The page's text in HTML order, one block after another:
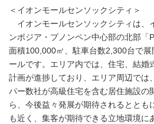
＜イオンモールセンソックシティ＞
イオンモールセンソックシティは、
ンボジア・プノンペン中心部の北部「
面積100,000㎡、駐車台数2,300台で
ールです。エリア内では、住宅、結婚
計画が進捗しており、エリア周辺では
パー数社が高級住宅を含む居住施設の
ら、今後益々発展が期待されるととも
も近く、集客が期待できる立地環境に